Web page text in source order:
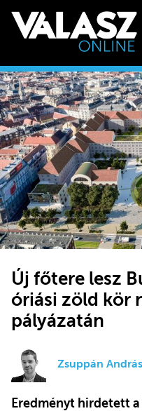
Új főtere lesz
óriási zöld kör
pályázatán
Zsuppán András
Eredményt hirdetett